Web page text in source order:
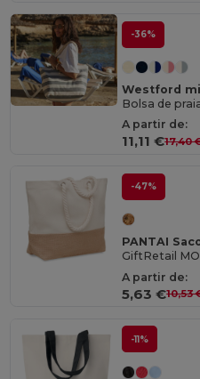
-36%
Westford
Bolsa de
A partir de:
11,11 €17,40
-47%
PANTAI
GiftRetail
A partir de:
5,63 €10,53
-11%